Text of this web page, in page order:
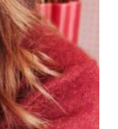
sur
la
page
du
produit